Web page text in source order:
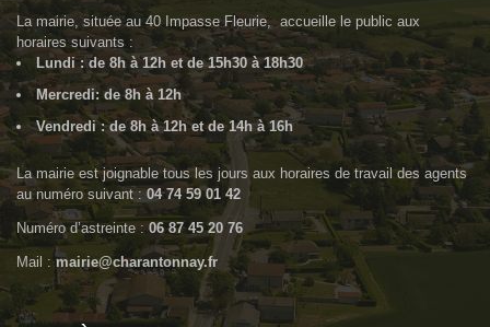
La mairie, située au 40 Impasse Fleurie, accueille le public aux
horaires suivants :
Lundi : de 8h à 12h et de 15h30 à 18h30
Mercredi: de 8h à 12h
Vendredi : de 8h à 12h et de 14h à 16h
La mairie est joignable tous les jours aux horaires de travail des agents
au numéro suivant :04 74 59 01 42
Numéro d’astreinte : 06 87 45 20 76
Mail :mairie@charantonnay.fr